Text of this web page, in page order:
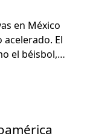
en Méx­i­co
El
el béis­bol,…